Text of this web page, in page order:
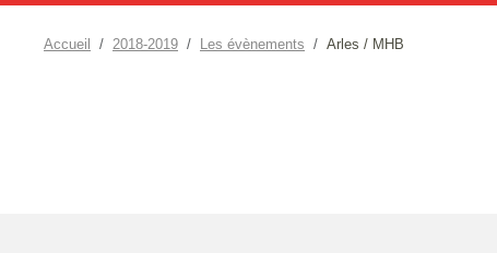
Accueil 2018-2019 Les évènements Arles / MHB